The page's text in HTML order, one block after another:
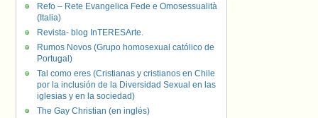
Refo – Rete Evangelica Fede e Omosessualità
(Italia)
Revista- blog InTERESArte.
Rumos Novos (Grupo homosexual católico de
Portugal)
Tal como eres (Cristianas y cristianos en Chile
por la inclusión de la Diversidad Sexual en las
iglesias y en la sociedad)
The Gay Christian (en inglés)